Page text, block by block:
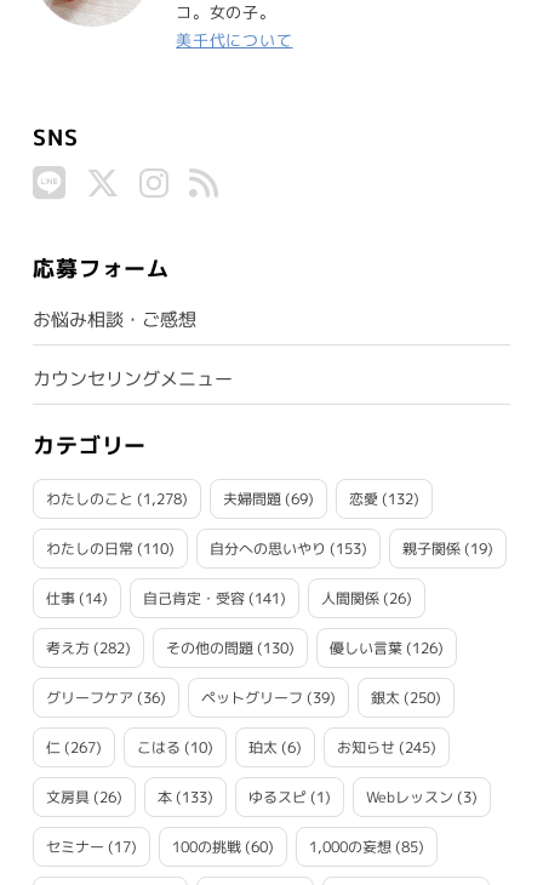
コ。女の子。
美千代について
SNS
応募フォーム
お悩み相談・ご感想
カウンセリングメニュー
カテゴリー
わたしのこと (1,278) 夫婦問題(69) 恋愛 (132)
わたしの日常(110) 自分への思いやり (153) 親子関係(19)
仕事(14) 自己肯定・受容(141) 人間関係(26)
考え方(282) その他の問題(130) 優しい言葉(126)
グリーフケア (36) ペットグリーフ (39) 銀太 (250)
仁(267) こはる (10) 珀太 (6) お知らせ (245)
文房具(26) 本(133) ゆるスピ(1) Webレッスン (3)
セミナー (17) 100の挑戦(60) 1,000の妄想(85)